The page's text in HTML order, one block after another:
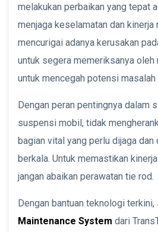
melakukan perbaikan yang tepat
menjaga keselamatan dan kinerja
mencurigai adanya kerusakan
untuk segera memeriksanya
untuk mencegah potensi
Dengan peran pentingnya dalam
suspensi mobil, tidak
bagian vital yang perlu dijaga
berkala. Untuk memastikan
jangan abaikan perawatan tie rod.
Dengan bantuan teknologi
Maintenance System dari